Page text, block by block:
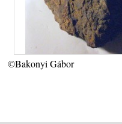
©Bakonyi Gábor